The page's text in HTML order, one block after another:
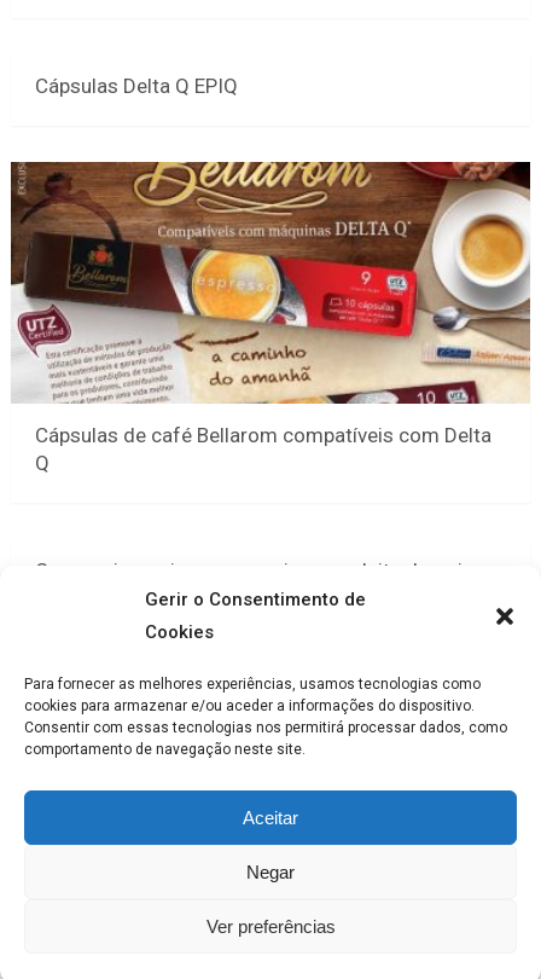
Gerir o Consentimento de
Cookies
Para fornecer as melhores experiências, usamos tecnologias como
cookies para armazenar e/ou aceder a informações do dispositivo.
Consentir com essas tecnologias nos permitirá processar dados, como
comportamento de navegação neste site.
Aceitar
Negar
Ver preferências
Cápsulas Delta Q EPIQ
Cápsulas de café Bellarom compatíveis com Delta
Q
Cappuccino soja o cappuccino com leite de soja
em cápsulas
Paginação
dos
Previous 1 2 3 4 5
Maquinas caféCopyright © 2026.